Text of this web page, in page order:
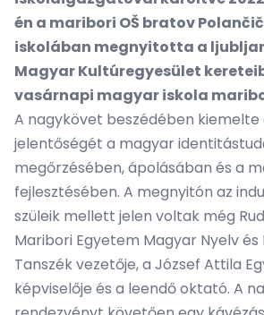
én a maribori OŠ bratov
iskolában megnyitotta a
Magyar Kultúregyesület
vasárnapi magyar iskola
A nagykövet beszédében kiemelte
jelentőségét a magyar
megőrzésében, ápolásában és a
fejlesztésében. A megnyitón az
szüleik mellett jelen voltak még
Maribori Egyetem Magyar Nyelv
Tanszék vezetője, a József Attila
képviselője és a leendő oktató. A